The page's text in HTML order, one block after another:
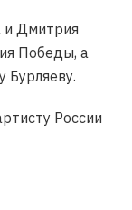
и Дмитрия
Победы, а
Бурляеву.
России